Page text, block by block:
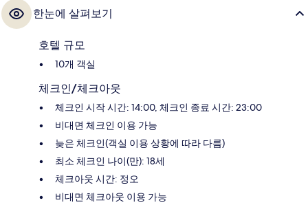
한눈에 살펴보기
호텔 규모
10개 객실
체크인/체크아웃
체크인 시작 시간: 14:00, 체크인 종료 시간: 23:00
비대면 체크인 이용 가능
늦은 체크인(객실 이용 상황에 따라 다름)
최소 체크인 나이(만): 18세
체크아웃 시간: 정오
비대면 체크아웃 이용 가능